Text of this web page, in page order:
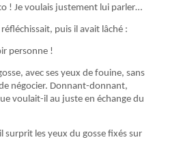
! Je voulais justement lui parler…
puis il avait lâché :
personne !
avec ses yeux de fouine, sans
négocier. Donnant-donnant,
voulait-il au juste en échange du
les yeux du gosse fixés sur